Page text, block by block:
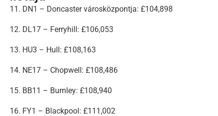
11. DN1 – Doncaster városközpontja: £104,898
12. DL17 – Ferryhill: £106,053
13. HU3 – Hull: £108,163
14. NE17 – Chopwell: £108,486
15. BB11 – Burnley: £108,940
16. FY1 – Blackpool: £111,002